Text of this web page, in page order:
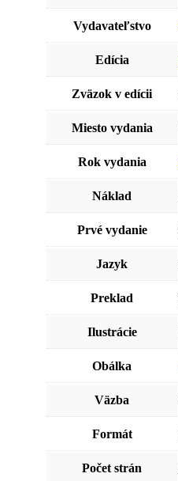
Vydavateľstvo
Edícia
Zväzok v edícii
Miesto vydania
Rok vydania
Náklad
Prvé vydanie
Jazyk
Preklad
Ilustrácie
Obálka
Väzba
Formát
Počet strán